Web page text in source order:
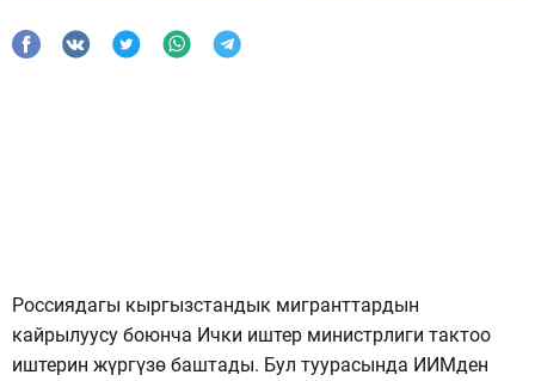
Россиядагы кыргызстандык мигранттардын
кайрылуусу боюнча Ички иштер министрлиги тактоо
иштерин жүргүзө баштады. Бул туурасында ИИМден